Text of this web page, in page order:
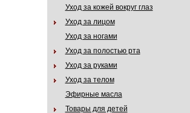
Уход за кожей вокруг глаз
Уход за лицом
Уход за ногами
Уход за полостью рта
Уход за руками
Уход за телом
Эфирные масла
Товары для детей